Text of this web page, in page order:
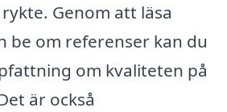
Genom att läsa
be om referenser kan du
om kvaliteten på
är också